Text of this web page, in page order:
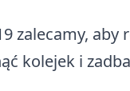
zalecamy,
kolejek i